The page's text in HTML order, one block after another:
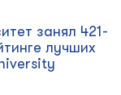
занял 421-
лучших